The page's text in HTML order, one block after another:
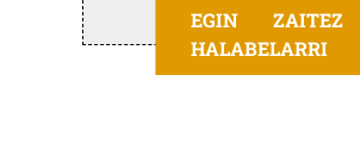
EGIN ZAITEZ
HALABELARRI